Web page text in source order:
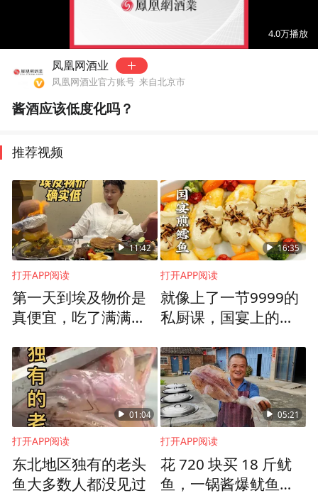
00:52
4.0万播放
凤凰网酒业
凤凰网酒业官方账号 来自北京市
酱酒应该低度化吗？
推荐视频
11:42
打开APP阅读
第一天到埃及物价是
真便宜，吃了满满一
币
16:35
打开APP阅读
就像上了一节9999的
私厨课，国宴上的头
鱼
01:04
打开APP阅读
东北地区独有的老头
鱼大多数人都没见过
05:21
打开APP阅读
花 720 块买 18 斤鱿
鱼，一锅酱爆鱿鱼，1